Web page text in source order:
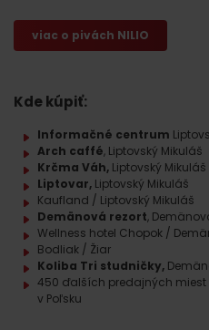
viac o pivách NILIO
Kde kúpiť:
Informačné centrum
Arch caffé, Liptovský Mikuláš
Krčma Váh, Liptovský Mikuláš
Liptovar, Liptovský Mikuláš
Kaufland / Liptovský Mikuláš
Demänová rezort,
Wellness hotel Chopok /
Bodliak / Žiar
Koliba Tri studničky,
450 ďalších predajných miest
v Poľsku